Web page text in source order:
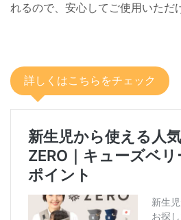
れるので、安心してご使用いただ
詳しくはこちらをチェック